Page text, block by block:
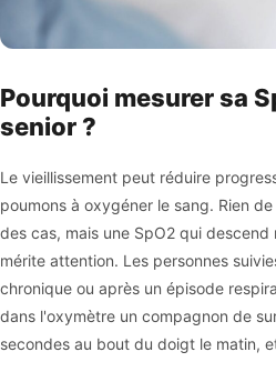
Pourquoi mesurer sa
senior ?
Le vieillissement peut réduire
poumons à oxygéner le sang. Rien
des cas, mais une SpO2 qui descend
mérite attention. Les personnes
chronique ou après un épisode
dans l'oxymètre un compagnon de
secondes au bout du doigt le matin,